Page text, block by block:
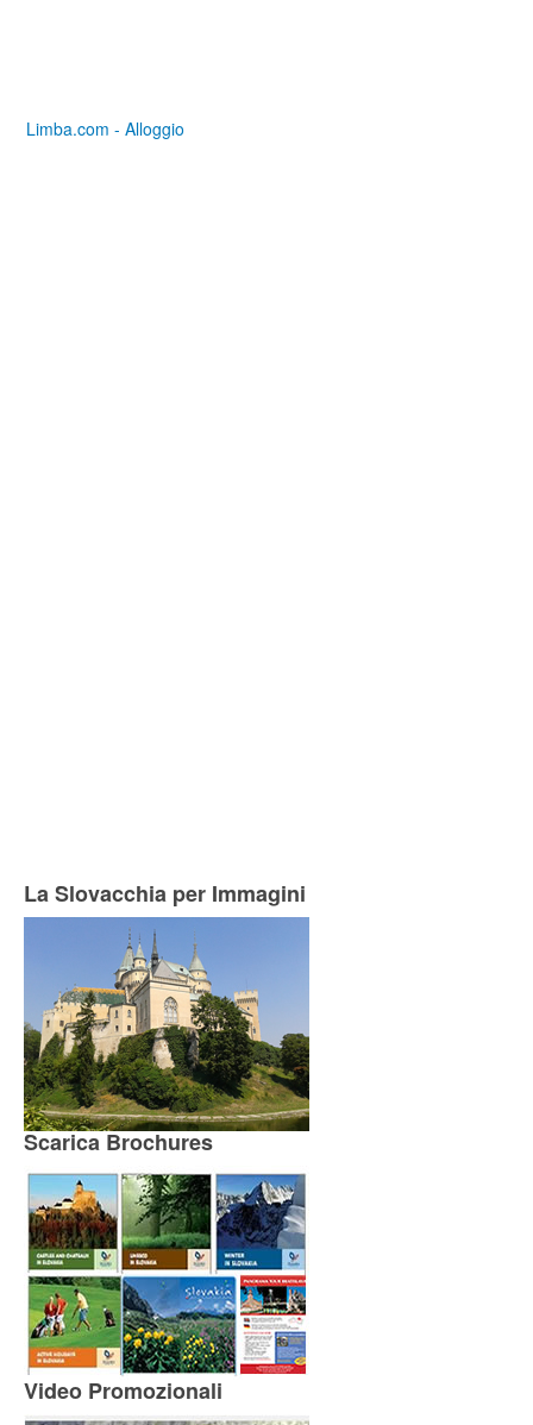
Limba.com - Alloggio
La Slovacchia per Immagini
Scarica Brochures
Video Promozionali